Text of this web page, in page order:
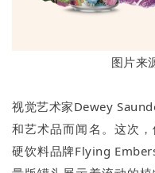
图片来
视觉艺术家Dewey
和艺术品而闻名。这次
硬饮料品牌Flying